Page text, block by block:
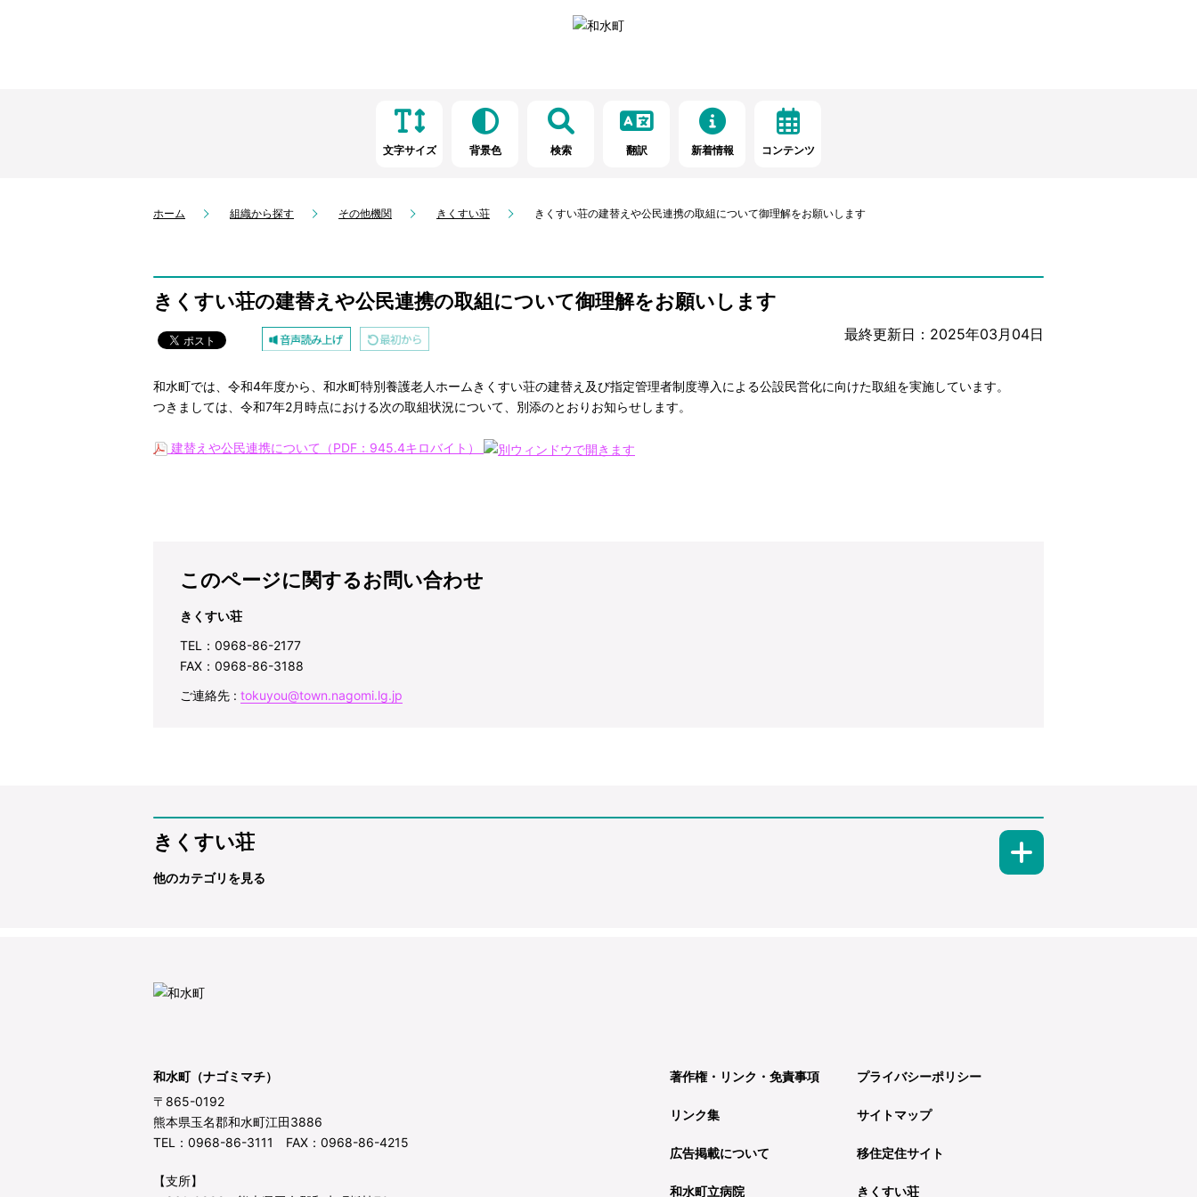
文字サイズ 背景色 検索 翻訳 新着情報 コンテンツ
ホーム 組織から探す その他機関 きくすい荘 きくすい荘の建替えや公民連携の取組について御理解をお願いします
きくすい荘の建替えや公民連携の取組について御理解をお願いします
最終更新日：2025年03月04日
和水町では、令和4年度から、和水町特別養護老人ホームきくすい荘の建替え及び指定管理者制度導入による公設民営化に向けた取組を実施しています。
つきましては、令和7年2月時点における次の取組状況について、別添のとおりお知らせします。
建替えや公民連携について（PDF：945.4キロバイト）
このページに関するお問い合わせ
きくすい荘
TEL：0968-86-2177
FAX：0968-86-3188
ご連絡先 : tokuyou@town.nagomi.lg.jp
きくすい荘
他のカテゴリを見る
和水町（ナゴミマチ）
〒865-0192
熊本県玉名郡和水町江田3886
TEL：0968-86-3111 FAX：0968-86-4215
【支所】
著作権・リンク・免責事項 プライバシーポリシー
リンク集 サイトマップ
広告掲載について 移住定住サイト
和水町立病院 きくすい荘